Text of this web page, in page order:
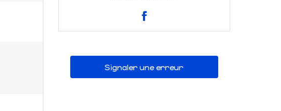
Signaler une erreur